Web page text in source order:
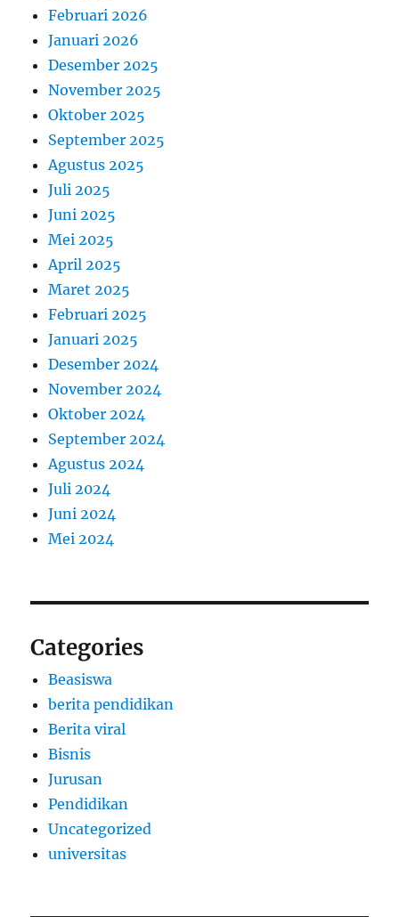
Februari 2026
Januari 2026
Desember 2025
November 2025
Oktober 2025
September 2025
Agustus 2025
Juli 2025
Juni 2025
Mei 2025
April 2025
Maret 2025
Februari 2025
Januari 2025
Desember 2024
November 2024
Oktober 2024
September 2024
Agustus 2024
Juli 2024
Juni 2024
Mei 2024
Categories
Beasiswa
berita pendidikan
Berita viral
Bisnis
Jurusan
Pendidikan
Uncategorized
universitas